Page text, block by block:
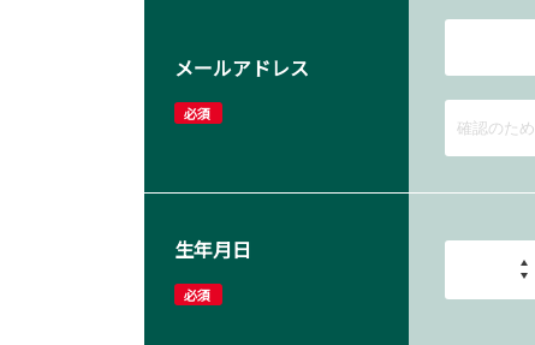
メールアドレス
必須
生年月日
必須